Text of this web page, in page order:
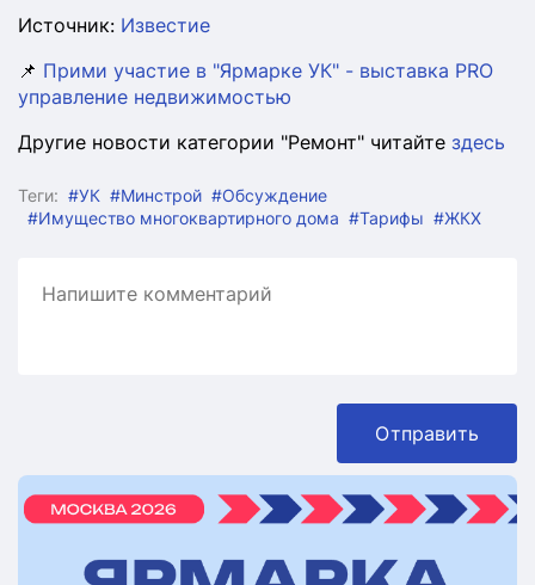
Источник: Известие
📌 Прими участие в "Ярмарке УК" - выставка PRO
управление недвижимостью
Другие новости категории "Ремонт" читайте здесь
Теги: #УК #Минстрой #Обсуждение
#Имущество многоквартирного дома #Тарифы #ЖКХ
Отправить